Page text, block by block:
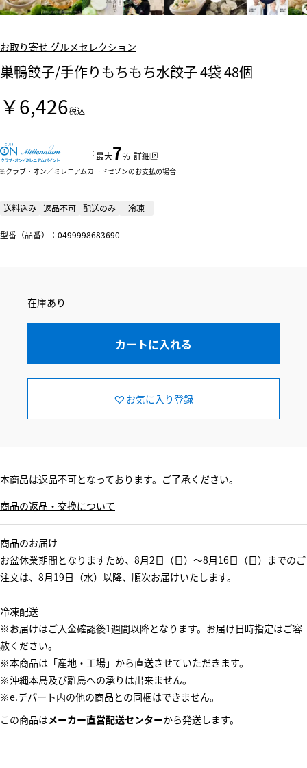
お取り寄せ グルメセレクション
巣鴨餃子/手作りもちもち水餃子 4袋 48個
￥6,426税込
：最大7％ 詳細
クラブ・オン／ミレニアムカードセゾンのお支払の場合
送料込み 返品不可 配送のみ 冷凍
型番（品番）：0499998683690
在庫あり
カートに入れる
お気に入り登録
本商品は返品不可となっております。ご了承ください。
商品の返品・交換について
商品のお届け
お盆休業期間となりますため、8月2日（日）～8月16日（日）までのご
注文は、8月19日（水）以降、順次お届けいたします。
冷凍配送
※お届けはご入金確認後1週間以降となります。お届け日時指定はご容
赦ください。
※本商品は「産地・工場」から直送させていただきます。
※沖縄本島及び離島への承りは出来ません。
※e.デパート内の他の商品との同梱はできません。
この商品はメーカー直営配送センターから発送します。